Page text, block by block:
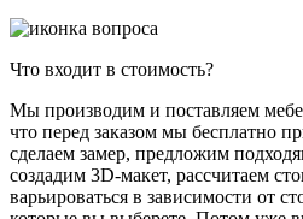
Что входит в стоимость?
Мы производим и поставляем
что перед заказом мы бесплатно
сделаем замер, предложим
создадим 3D-макет, рассчитаем
варьироваться в зависимости от